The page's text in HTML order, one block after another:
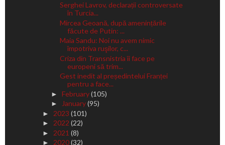
Serghei Lavrov, declarații controversate
în Turcia...
Mircea Geoană, după amenințările
făcute de Putin: ...
Maia Sandu: Noi nu avem nimic
împotriva ruşilor, c...
Criza din Transnistria îi face pe
europeni să trim...
Gest inedit al președintelui Franței
pentru a face...
► February(105)
► January(95)
► 2023 (101)
► 2022 (22)
► 2021 (8)
► 2020(32)